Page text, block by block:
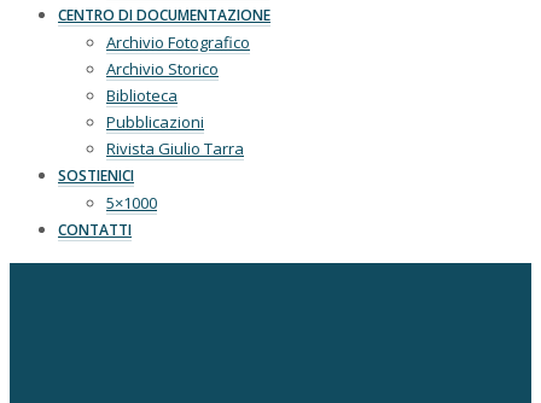
CENTRO DI DOCUMENTAZIONE
Archivio Fotografico
Archivio Storico
Biblioteca
Pubblicazioni
Rivista Giulio Tarra
SOSTIENICI
5×1000
CONTATTI